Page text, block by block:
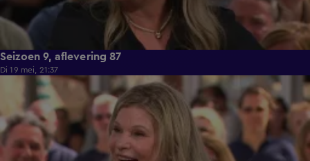
Seizoen 9, aflevering 87
Di 19 mei, 21:37